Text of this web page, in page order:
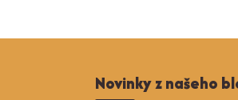
Novinky z našeho